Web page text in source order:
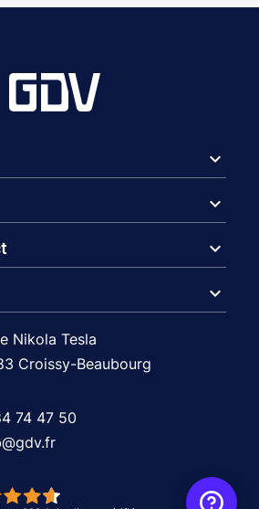
expand_more
expand_more
expand_more
expand_more
Nikola Tesla
Croissy-Beaubourg
74 47 50